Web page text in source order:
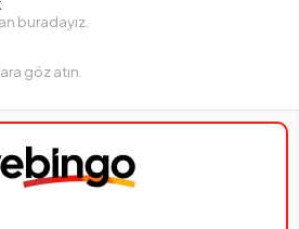
oluşturmamız gerekiyor.
tanıtın ve “yumuşak”, “sert”,
birlikte söyleyin.
buradayız.
göz atın.